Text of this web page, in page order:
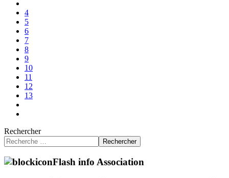
4
5
6
7
8
9
10
11
12
13
Rechercher
Rechercher
Flash info Association